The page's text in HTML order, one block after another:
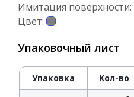
Имитация поверхности:
Цвет:
Упаковочный лист
Упаковка Кол-во